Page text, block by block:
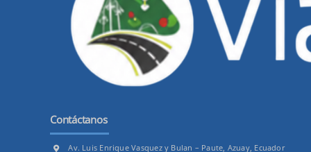
Contáctanos
Av. Luis Enrique Vasquez y Bulan – Paute, Azuay, Ecuador